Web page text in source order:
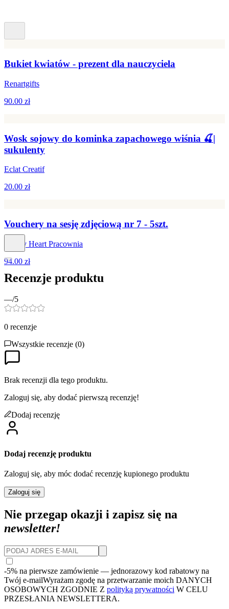
Bukiet kwiatów - prezent dla nauczyciela
Renartgifts
90.00 zł
Wosk sojowy do kominka zapachowego wiśnia 🍒|
sukulenty
Eclat Creatif
20.00 zł
Vouchery na sesję zdjęciową nr 7 - 5szt.
Art By Heart Pracownia
94.00 zł
Recenzje produktu
—/5
0 recenzje
Wszystkie recenzje (0)
Brak recenzji dla tego produktu.
Zaloguj się, aby dodać pierwszą recenzję!
Dodaj recenzję
Dodaj recenzję produktu
Zaloguj się, aby móc dodać recenzję kupionego produktu
Zaloguj się
Nie przegap okazji i zapisz się na
newsletter!
-5% na pierwsze zamówienie — jednorazowy kod rabatowy na
Twój e-mailWyrażam zgodę na przetwarzanie moich DANYCH
OSOBOWYCH ZGODNIE Z polityką prywatności W CELU
PRZESŁANIA NEWSLETTERA.